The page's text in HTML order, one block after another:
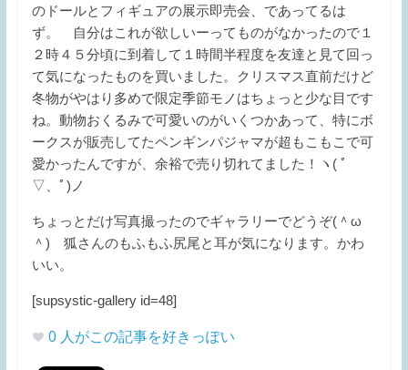
のドールとフィギュアの展示即売会、であってるは
ず。 自分はこれが欲しいーってものがなかったので１
２時４５分頃に到着して１時間半程度を友達と見て回っ
て気になったものを買いました。クリスマス直前だけど
冬物がやはり多めで限定季節モノはちょっと少な目です
ね。動物おくるみで可愛いのがいくつかあって、特にボ
ークスが販売してたペンギンパジャマが超もこもこで可
愛かったんですが、余裕で売り切れてました！ヽ( ﾟ
▽、ﾟ)ノ
ちょっとだけ写真撮ったのでギャラリーでどうぞ(＾ω
＾) 狐さんのもふもふ尻尾と耳が気になります。かわ
いい。
[supsystic-gallery id=48]
0 人がこの記事を好きっぽい